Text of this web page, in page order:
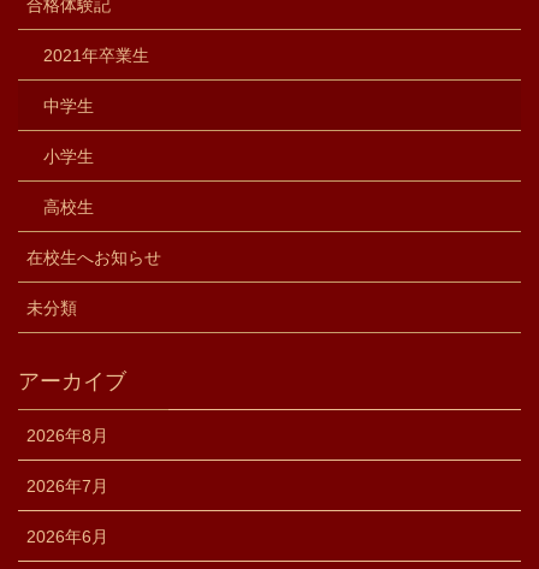
合格体験記
2021年卒業生
中学生
小学生
高校生
在校生へお知らせ
未分類
アーカイブ
2026年8月
2026年7月
2026年6月